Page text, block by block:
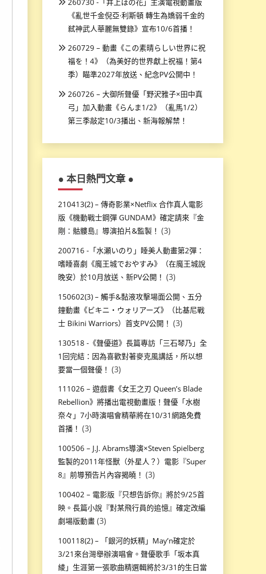
《亂世千金倪亞·利斯頓 轉生為嬌弱千金的
弒神武人華麗無雙錄》宣布10/6首播！
260729 – 動畫《この素晴らしい世界に祝
福を！4》（為美好的世界獻上祝福！第4
季）瞄準2027年放送、紀念PV公開中！
260726 – 大御所聲優「野沢雅子×田中真
弓」加入動畫《らんま1/2》（亂馬1/2）
第三季敲定10/3播出、新海報解禁！
● 本日熱門文章 ●
210413(2) – 傳奇影業×Netflix 合作真人電影
版《機動戰士鋼彈 GUNDAM》確定請來『金
剛：骷髏島』導演拍片&監製！ (3)
200716 -「水瀬いのり」睡美人動畫第2彈：
嗜睡喜劇《魔王城でおやすみ》（在魔王城說
晚安）於10月放送、新PV公開！ (3)
150602(3) – 觸手&黏液攻擊場面公開、五分
鐘動畫《ビキニ・ウォリアーズ》（比基尼戰
士 Bikini Warriors）首支PV公開！ (3)
130518 -《聲優道》長篇專訪「三石琴乃」全
1回完結：因為喜歡對著麥克風講話，所以想
要當一個聲優！ (3)
111026 – 遊戲書《女王之刃 Queen’s Blade
Rebellion》將播出電視動畫版！聲優「水樹
奈々」7小時演唱會精華將在10/31網路免費
首播！ (3)
100506 – J.J. Abrams導演×Steven Spielberg
監製的2011年怪獸（外星人？）電影『Super
8』前導預告片內容揭曉！ (3)
100402 – 電影版『只想告訴你』將於9/25首
映。長篇小說『對某飛行員的追憶』確定改編
劇場版動畫 (3)
100118(2) – 「銀河的妖精」May’n確定於
3/21來台灣舉辦演唱會。聲優歌手「坂本真
綾」生涯第一張歌曲精選輯將於3/31的生日當